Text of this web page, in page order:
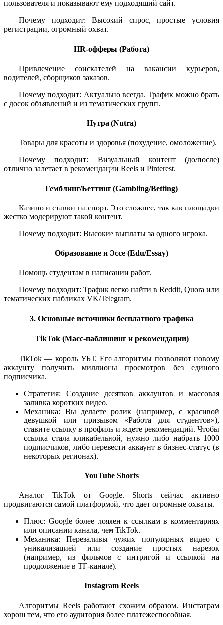
пользователя и показывают ему подходящий сайт.
Почему подходит: Высокий спрос, простые условия
регистрации, огромный охват.
HR-офферы (Работа)
Привлечение соискателей на вакансии курьеров,
водителей, сборщиков заказов.
Почему подходит: Актуально всегда. Трафик можно брать
с досок объявлений и из тематических групп.
Нутра (Nutra)
Товары для красоты и здоровья (похудение, омоложение).
Почему подходит: Визуальный контент (до/после)
отлично залетает в рекомендации Reels и Pinterest.
Гемблинг/Беттинг (Gambling/Betting)
Казино и ставки на спорт. Это сложнее, так как площадки
жестко модерируют такой контент.
Почему подходит: Высокие выплаты за одного игрока.
Образование и Эссе (Edu/Essay)
Помощь студентам в написании работ.
Почему подходит: Трафик легко найти в Reddit, Quora или
тематических пабликах VK/Telegram.
3. Основные источники бесплатного трафика
TikTok (Масс-паблишинг и рекомендации)
TikTok — король УБТ. Его алгоритмы позволяют новому
аккаунту получить миллионы просмотров без единого
подписчика.
Стратегия: Создание десятков аккаунтов и массовая
заливка коротких видео.
Механика: Вы делаете ролик (например, с красивой
девушкой или призывом «Работа для студентов»),
ставите ссылку в профиль и ждете рекомендаций. Чтобы
ссылка стала кликабельной, нужно либо набрать 1000
подписчиков, либо перевести аккаунт в бизнес-статус (в
некоторых регионах).
YouTube Shorts
Аналог TikTok от Google. Shorts сейчас активно
продвигаются самой платформой, что дает огромные охваты.
Плюс: Google более лоялен к ссылкам в комментариях
или описании канала, чем TikTok.
Механика: Перезаливы чужих популярных видео с
уникализацией или создание простых нарезок
(например, из фильмов с интригой и ссылкой на
продолжение в ТГ-канале).
Instagram Reels
Алгоритмы Reels работают схожим образом. Инстаграм
хорош тем, что его аудитория более платежеспособная.